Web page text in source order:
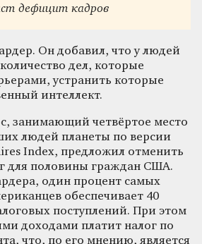
дефицит кадров
Он добавил, что у людей
дел, которые
устранить которые
интеллект.
занимающий четвёртое место
людей планеты по версии
Index, предложил отменить
для половины граждан США.
один процент самых
обеспечивает 40
поступлений. При этом
доходами платит налог по
что, по его мнению, является